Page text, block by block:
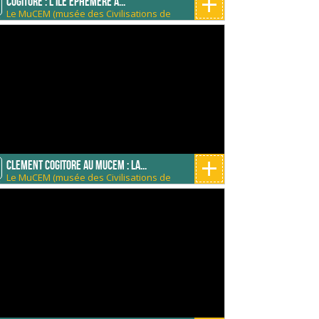
Le MuCEM (musée des Civilisations de
Clement Cogitore au Mucem : la...
Le MuCEM (musée des Civilisations de
+